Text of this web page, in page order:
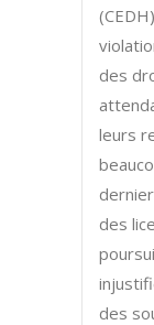
des
leurs
des
des